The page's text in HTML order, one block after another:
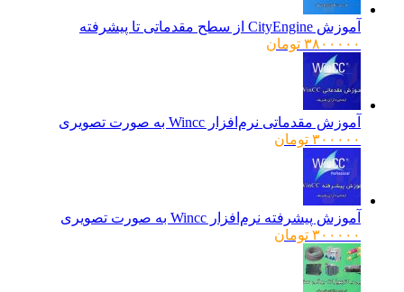
آموزش CityEngine از سطح مقدماتی تا پیشرفته
۳۸۰۰۰۰۰ تومان
آموزش مقدماتی نرم‌افزار Wincc به صورت تصویری
۳۰۰۰۰۰ تومان
آموزش پیشرفته نرم‌افزار Wincc به صورت تصویری
۳۰۰۰۰۰ تومان